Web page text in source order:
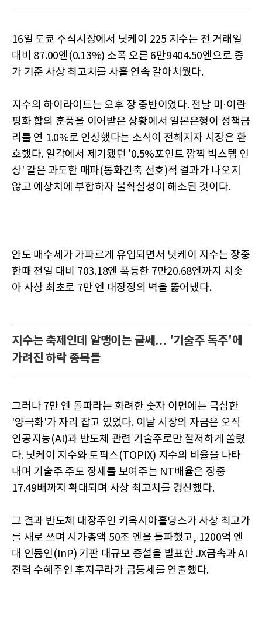
16일 도쿄 주식시장에서 닛케이 225 지수는 전 거래일
대비 87.00엔(0.13%) 소폭 오른 6만9404.50엔으로 종
가 기준 사상 최고치를 사흘 연속 갈아치웠다.
지수의 하이라이트는 오후 장 중반이었다. 전날 미·이란
평화 합의 훈풍을 이어받은 상황에서 일본은행이 정책금
리를 연 1.0%로 인상했다는 소식이 전해지자 시장은 환
호했다. 일각에서 제기됐던 '0.5%포인트 깜짝 빅스텝 인
상' 같은 과도한 매파(통화긴축 선호)적 결과가 나오지
않고 예상치에 부합하자 불확실성이 해소된 것이다.
안도 매수세가 가파르게 유입되면서 닛케이 지수는 장중
한때 전일 대비 703.18엔 폭등한 7만20.68엔까지 치솟
아 사상 최초로 7만 엔 대장정의 벽을 뚫어냈다.
지수는 축제인데 알맹이는 글쎄… '기술주 독주'에
가려진 하락 종목들
그러나 7만 엔 돌파라는 화려한 숫자 이면에는 극심한
'양극화'가 자리 잡고 있었다. 이날 시장의 자금은 오직
인공지능(AI)과 반도체 관련 기술주로만 철저하게 쏠렸
다. 닛케이 지수와 토픽스(TOPIX) 지수의 비율을 나타
내며 기술주 주도 장세를 보여주는 NT배율은 장중
17.49배까지 확대되며 사상 최고치를 경신했다.
그 결과 반도체 대장주인 키옥시아홀딩스가 사상 최고가
를 새로 쓰며 시가총액 50조 엔을 돌파했고, 1200억 엔
대 인듐인(InP) 기판 대규모 증설을 발표한 JX금속과 AI
전력 수혜주인 후지쿠라가 급등세를 연출했다.